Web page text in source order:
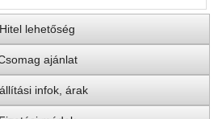
Hitel lehetőség
ajánlat
infok, árak